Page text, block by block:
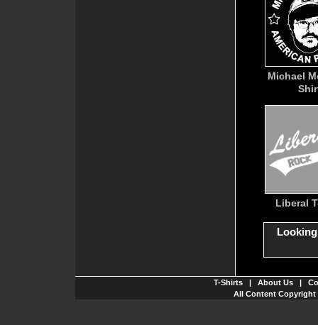
Michael
Liberal
T-Shirts| About Us|
All Content Copyright